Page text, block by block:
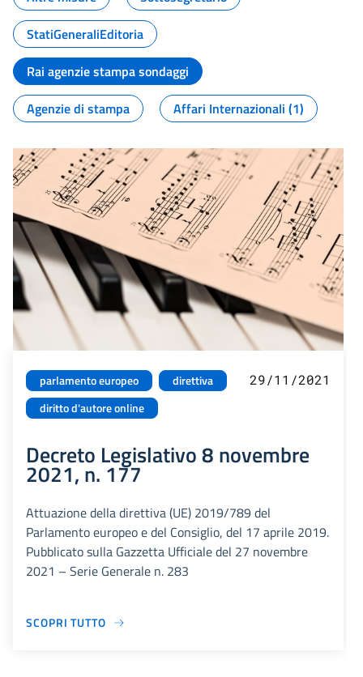
StatiGeneraliEditoria
Rai agenzie stampa sondaggi
Agenzie di stampa
Affari Internazionali (1)
parlamento europeo
direttiva
diritto d'autore online
29/11/2021
Decreto Legislativo 8 novembre
2021, n. 177
Attuazione della direttiva (UE) 2019/789 del
Parlamento europeo e del Consiglio, del 17 aprile 2019.
Pubblicato sulla Gazzetta Ufficiale del 27 novembre
2021 – Serie Generale n. 283
SCOPRI TUTTO